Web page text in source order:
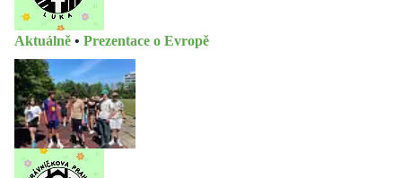
Aktuálně • Prezentace o Evropě